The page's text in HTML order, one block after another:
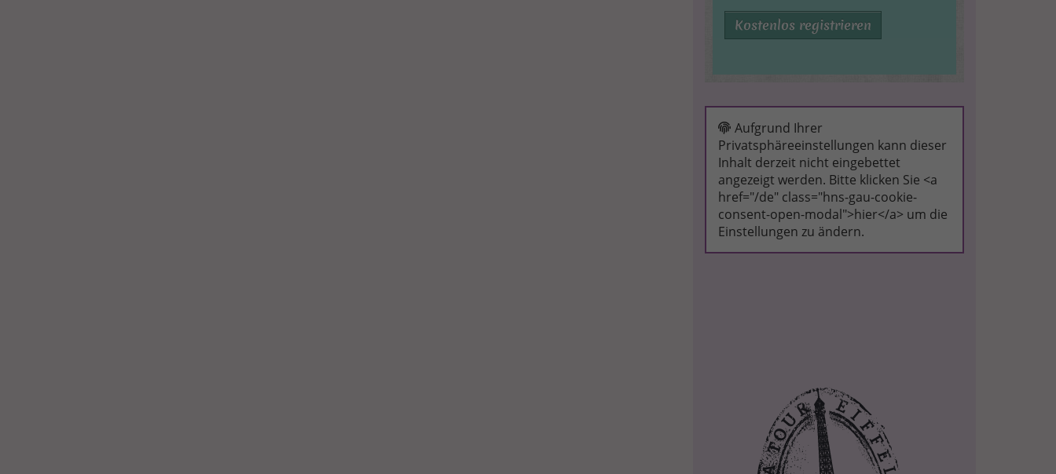
Kostenlos registrieren
Aufgrund Ihrer
Privatsphäreeinstellungen kann dieser
Inhalt derzeit nicht eingebettet
angezeigt werden. Bitte klicken Sie <a
href="/de" class="hns-gau-cookie-
consent-open-modal">hier</a> um die
Einstellungen zu ändern.